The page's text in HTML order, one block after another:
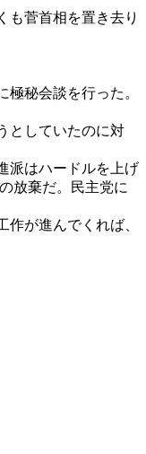
も菅首相を置き去り
秘会談を行った。
としていたのに対
派はハードルを上げ
放棄だ。民主党に
が進んでくれば、